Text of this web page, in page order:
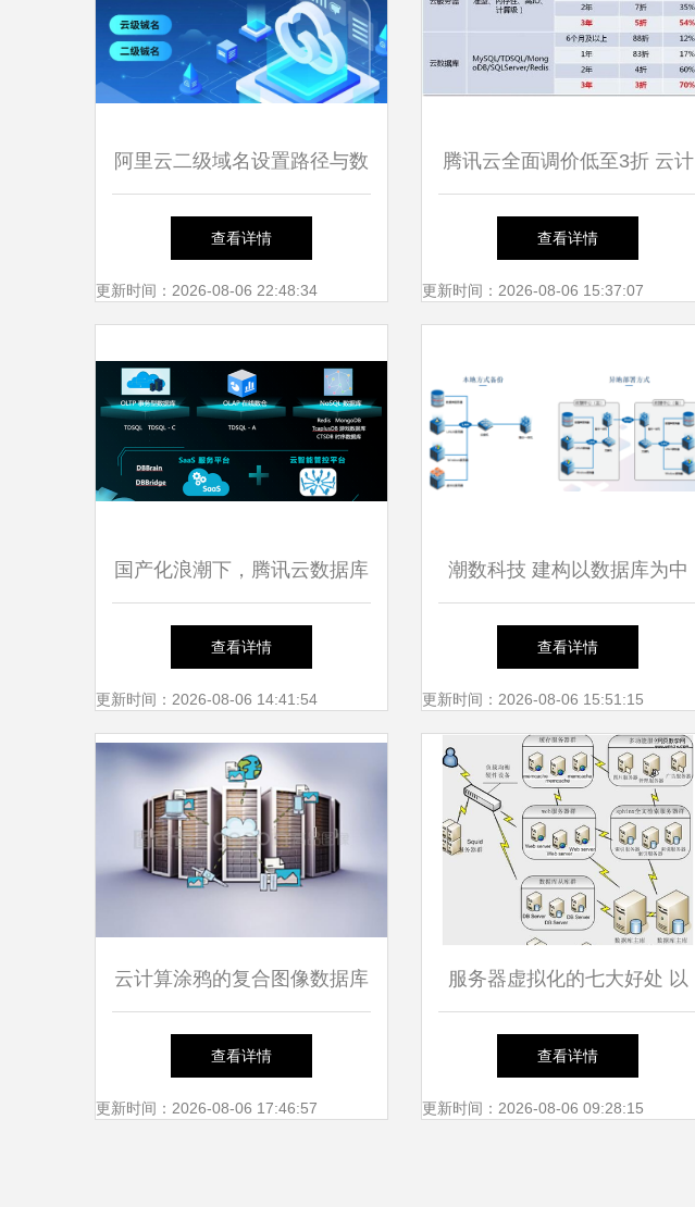
阿里云二级域名设置路径与数
据库服务指南
查看详情
更新时间：2026-08-06 22:48:34
腾讯云全面调价低至3折 云计
算产业迎来洗牌，数据库服务
亟待升级
查看详情
更新时间：2026-08-06 15:37:07
国产化浪潮下，腾讯云数据库
向上生长、向下扎根
查看详情
更新时间：2026-08-06 14:41:54
潮数科技 建构以数据库为中
心的防护体系，筑牢数据安全
防线
查看详情
更新时间：2026-08-06 15:51:15
云计算涂鸦的复合图像数据库
服务 艺术与科技的跨界创新
查看详情
更新时间：2026-08-06 17:46:57
服务器虚拟化的七大好处 以
数据库服务为例
查看详情
更新时间：2026-08-06 09:28:15